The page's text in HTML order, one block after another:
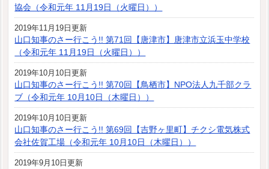
協会（令和元年 11月19日（火曜日））
2019年11月19日更新
山口知事のさー行こう!! 第71回【唐津市】唐津市立浜玉中学校
（令和元年 11月19日（火曜日））
2019年10月10日更新
山口知事のさー行こう!! 第70回【鳥栖市】NPO法人九千部クラ
ブ（令和元年 10月10日（木曜日））
2019年10月10日更新
山口知事のさー行こう!! 第69回【吉野ヶ里町】チクシ電気株式
会社佐賀工場（令和元年 10月10日（木曜日））
2019年9月10日更新